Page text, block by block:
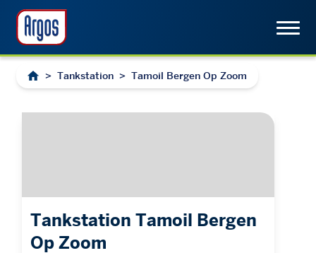
> Tankstation > Tamoil Bergen Op Zoom
Tankstation Tamoil Bergen
Op Zoom